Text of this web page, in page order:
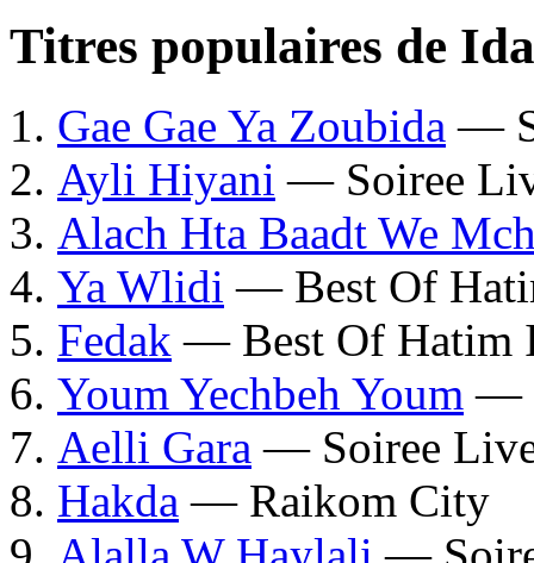
Titres populaires de
Gae Gae Ya Zoubida —
Ayli Hiyani — Soiree
Alach Hta Baadt We
Ya Wlidi — Best Of
Fedak — Best Of Hatim
Youm Yechbeh Youm —
Aelli Gara — Soiree
Hakda — Raikom City